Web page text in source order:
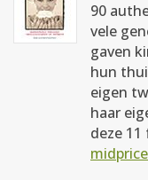
90
vele
gaven
hun
eigen
haar
deze 11